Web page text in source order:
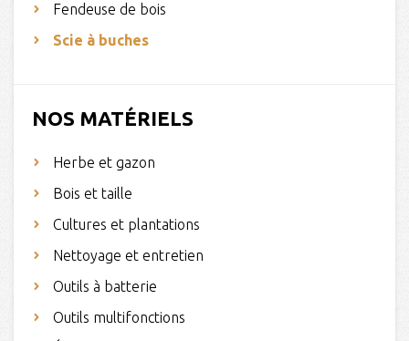
Fendeuse de bois
Scie à buches
NOS MATÉRIELS
Herbe et gazon
Bois et taille
Cultures et plantations
Nettoyage et entretien
Outils à batterie
Outils multifonctions